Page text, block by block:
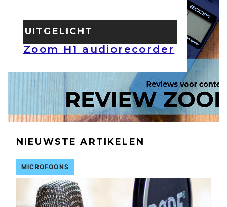
UITGELICHT
Zoom H1 audiorecorder
NIEUWSTE ARTIKELEN
MICROFOONS